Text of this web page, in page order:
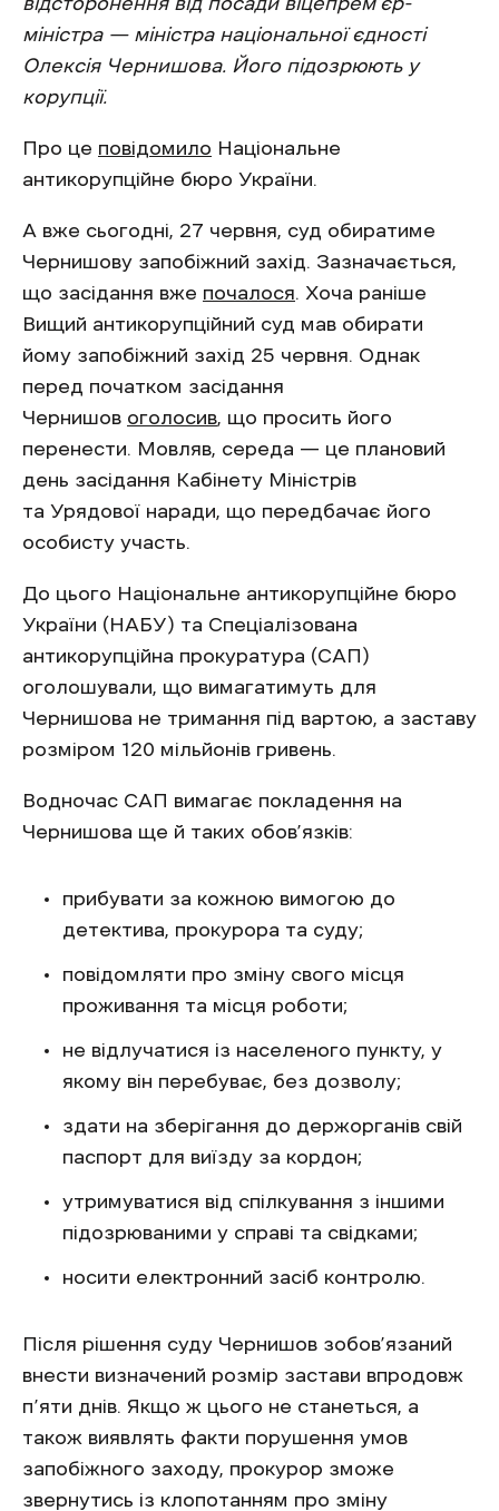
міністра — міністра національної єдності
Олексія Чернишова. Його підозрюють у
корупції.
Про це повідомило Національне
антикорупційне бюро України.
А вже сьогодні, 27 червня, суд обиратиме
Чернишову запобіжний захід. Зазначається,
що засідання вже почалося. Хоча раніше
Вищий антикорупційний суд мав обирати
йому запобіжний захід 25 червня. Однак
перед початком засідання
Чернишов оголосив, що просить його
перенести. Мовляв, середа — це плановий
день засідання Кабінету Міністрів
та Урядової наради, що передбачає його
особисту участь.
До цього Національне антикорупційне бюро
України (НАБУ) та Спеціалізована
антикорупційна прокуратура (САП)
оголошували, що вимагатимуть для
Чернишова не тримання під вартою, а заставу
розміром 120 мільйонів гривень.
Водночас САП вимагає покладення на
Чернишова ще й таких обов’язків:
прибувати за кожною вимогою до
детектива, прокурора та суду;
повідомляти про зміну свого місця
проживання та місця роботи;
не відлучатися із населеного пункту, у
якому він перебуває, без дозволу;
здати на зберігання до держорганів свій
паспорт для виїзду за кордон;
утримуватися від спілкування з іншими
підозрюваними у справі та свідками;
носити електронний засіб контролю.
Після рішення суду Чернишов зобов’язаний
внести визначений розмір застави впродовж
п’яти днів. Якщо ж цього не станеться, а
також виявлять факти порушення умов
запобіжного заходу, прокурор зможе
звернутись із клопотанням про зміну